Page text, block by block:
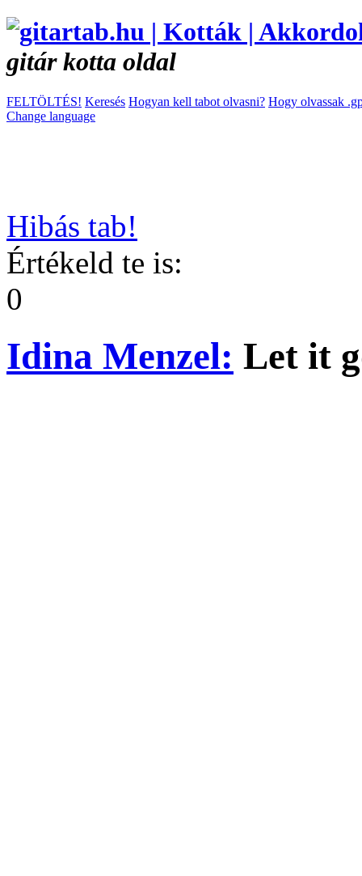
gitár kotta oldal
FELTÖLTÉS! Keresés Hogyan kell tabot olvasni? Hogy olvassak
Change language
Hibás tab!
Értékeld te is:
0
Idina Menzel: Let it